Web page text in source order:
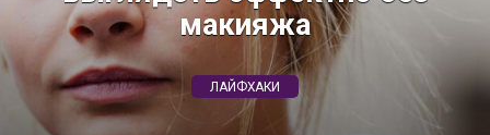
макияжа
ЛАЙФХАКИ